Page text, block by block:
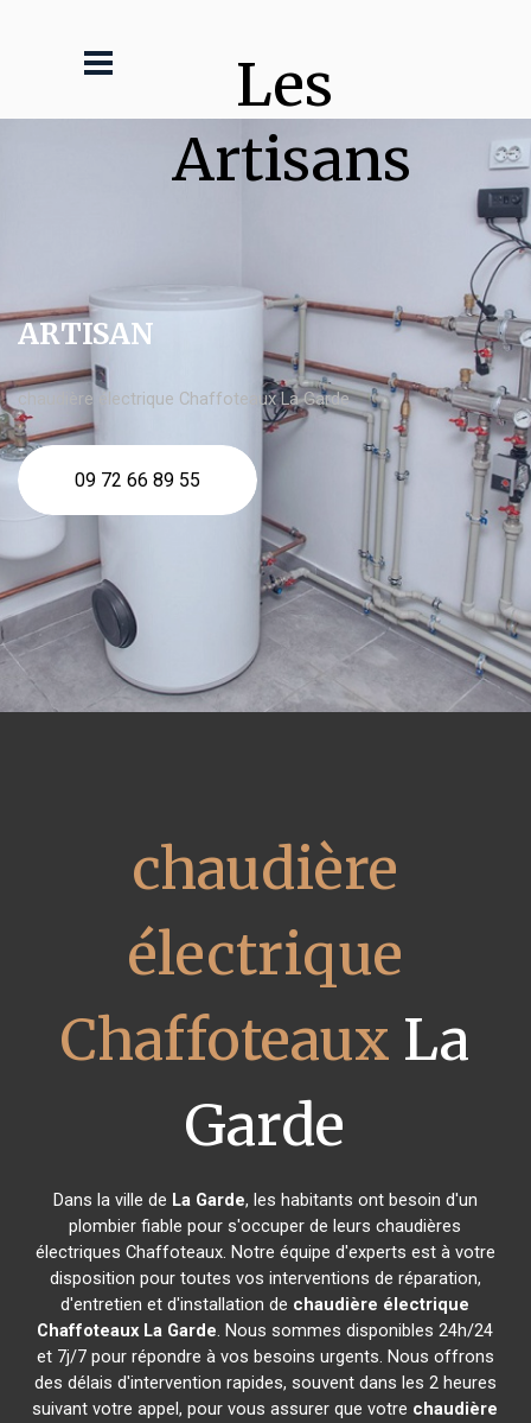
Les
Artisans
ARTISAN
chaudière électrique Chaffoteaux La Garde
09 72 66 89 55
chaudière
électrique
Chaffoteaux La
Garde
Dans la ville de La Garde, les habitants ont besoin d'un
plombier fiable pour s'occuper de leurs chaudières
électriques Chaffoteaux. Notre équipe d'experts est à votre
disposition pour toutes vos interventions de réparation,
d'entretien et d'installation de chaudière électrique
Chaffoteaux La Garde. Nous sommes disponibles 24h/24
et 7j/7 pour répondre à vos besoins urgents. Nous offrons
des délais d'intervention rapides, souvent dans les 2 heures
suivant votre appel, pour vous assurer que votre chaudière